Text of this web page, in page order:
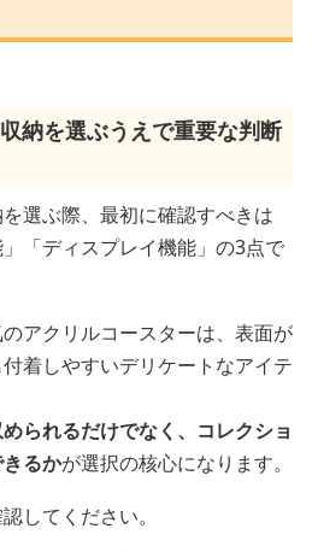
納を選ぶうえで重要な判断
選ぶ際、最初に確認すべきは
」「ディスプレイ機能」の3点で
アクリルコースターは、表面が
着しやすいデリケートなアイテ
られるだけでなく、コレクショ
るかが選択の核心になります。
してください。